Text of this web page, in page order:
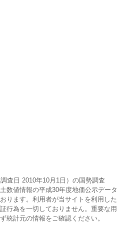
査日 2010年10月1日）の国勢調査
数値情報の平成30年度地価公示データ
ります。利用者が当サイトを利用した
行為を一切しておりません。重要な用
統計元の情報をご確認ください。